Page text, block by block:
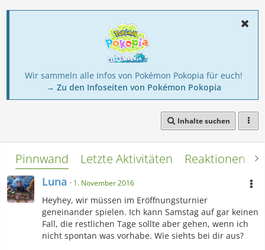
Wir sammeln alle Infos von Pokémon Pokopia für euch!
→ Zu den Infoseiten von Pokémon Pokopia
Inhalte suchen
Pinnwand Letzte Aktivitäten Reaktionen
Luna 1. November 2016
Heyhey, wir müssen im Eröffnungsturnier
geneinander spielen. Ich kann Samstag auf gar keinen
Fall, die restlichen Tage sollte aber gehen, wenn ich
nicht spontan was vorhabe. Wie siehts bei dir aus?